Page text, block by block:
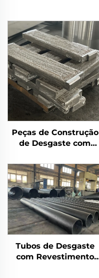
Peças de Construção
de Desgaste com
Carbeto de Cromo
(CCO)
Tubos de Desgaste
com Revestimento